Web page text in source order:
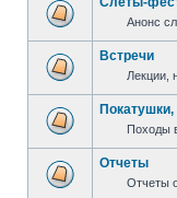
Анонс
Встречи
Лекции,
Походы
Отчеты
Отчеты